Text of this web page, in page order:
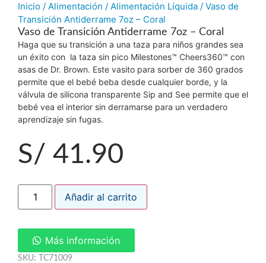
Inicio / Alimentación / Alimentación Líquida / Vaso de
Transición Antiderrame 7oz – Coral
Vaso de Transición Antiderrame 7oz – Coral
Haga que su transición a una taza para niños grandes sea
un éxito con la taza sin pico Milestones™ Cheers360™ con
asas de Dr. Brown. Este vasito para sorber de 360 grados
permite que el bebé beba desde cualquier borde, y la
válvula de silicona transparente Sip and See permite que el
bebé vea el interior sin derramarse para un verdadero
aprendizaje sin fugas.
S/ 41.90
Añadir al carrito
Más información
SKU: TC71009